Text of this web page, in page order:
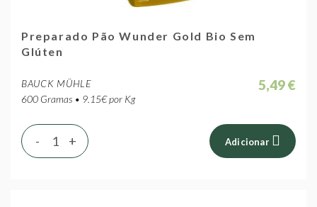
Preparado Pão Wunder Gold Bio Sem
Glúten
BAUCK MÜHLE
600 Gramas • 9.15€ por Kg
5,49 €
+
- Adicionar